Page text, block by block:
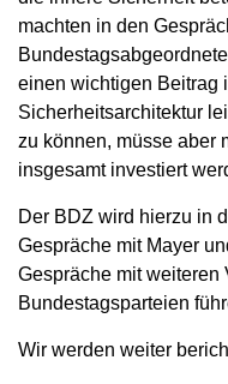
machten in den
einen wichtigen Beitrag
Sicherheitsarchitektur
zu können, müsse aber
insgesamt investiert
Der BDZ wird hierzu in
Gespräche mit Mayer
Gespräche mit weiteren
Bundestagsparteien
Wir werden weiter